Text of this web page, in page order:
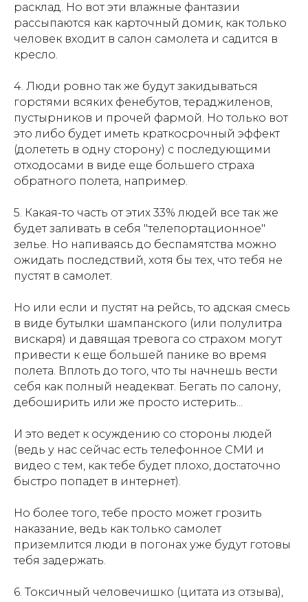
расклад. Но вот эти влажные фантазии
рассыпаются как карточный домик, как только
человек входит в салон самолета и садится в
кресло.
4. Люди ровно так же будут закидываться
горстями всяких фенебутов, тераджиленов,
пустырников и прочей фармой. Но только вот
это либо будет иметь краткосрочный эффект
(долететь в одну сторону) с последующими
отходосами в виде еще большего страха
обратного полета, например.
5. Какая-то часть от этих 33% людей все так же
будет заливать в себя "телепортационное"
зелье. Но напиваясь до беспамятства можно
ожидать последствий, хотя бы тех, что тебя не
пустят в самолет.
Но или если и пустят на рейсь, то адская смесь
в виде бутылки шампанского (или полулитра
вискаря) и давящая тревога со страхом могут
привести к еще большей панике во время
полета. Вплоть до того, что ты начнешь вести
себя как полный неадекват. Бегать по салону,
дебоширить или же просто истерить...
И это ведет к осуждению со стороны людей
(ведь у нас сейчас есть телефонное СМИ и
видео с тем, как тебе будет плохо, достаточно
быстро попадет в интернет).
Но более того, тебе просто может грозить
наказание, ведь как только самолет
приземлится люди в погонах уже будут готовы
тебя задержать.
6. Токсичный человечишко (цитата из отзыва),